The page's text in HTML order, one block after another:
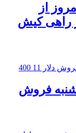
از
راهی کیش
فروش